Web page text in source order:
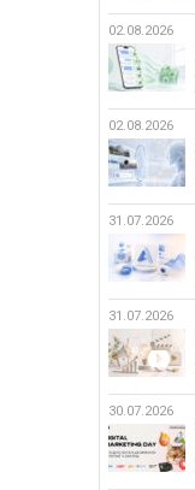
02.08.2026
02.08.2026
31.07.2026
31.07.2026
30.07.2026